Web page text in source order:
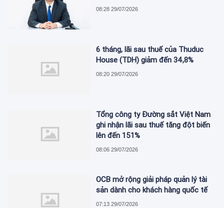
08:28 29/07/2026
6 tháng, lãi sau thuế của Thuduc
House (TDH) giảm đến 34,8%
08:20 29/07/2026
Tổng công ty Đường sắt Việt Nam
ghi nhận lãi sau thuế tăng đột biến
lên đến 151%
08:06 29/07/2026
OCB mở rộng giải pháp quản lý tài
sản dành cho khách hàng quốc tế
07:13 29/07/2026